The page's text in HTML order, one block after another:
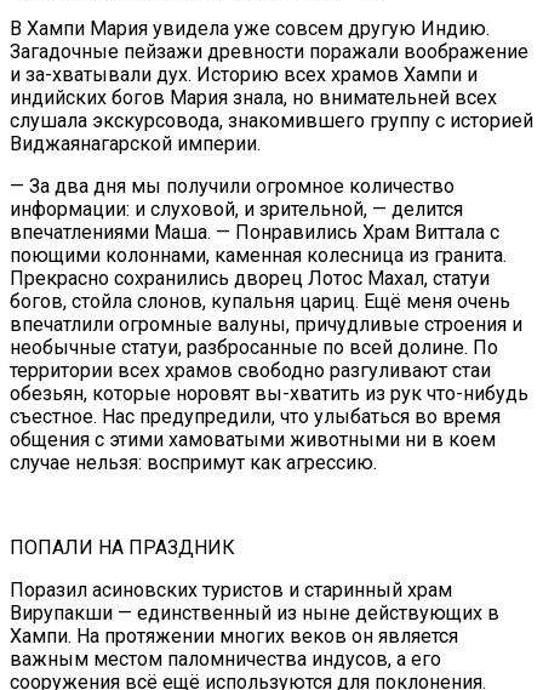
В Хампи Мария увидела уже совсем другую Индию.
Загадочные пейзажи древности поражали воображение
и за-хватывали дух. Историю всех храмов Хампи и
индийских богов Мария знала, но внимательней всех
слушала экскурсовода, знакомившего группу с историей
Виджаянагарской империи.
— За два дня мы получили огромное количество
информации: и слуховой, и зрительной, — делится
впечатлениями Маша. — Понравились Храм Виттала с
поющими колоннами, каменная колесница из гранита.
Прекрасно сохранились дворец Лотос Махал, статуи
богов, стойла слонов, купальня цариц. Ещё меня очень
впечатлили огромные валуны, причудливые строения и
необычные статуи, разбросанные по всей долине. По
территории всех храмов свободно разгуливают стаи
обезьян, которые норовят вы-хватить из рук что-нибудь
съестное. Нас предупредили, что улыбаться во время
общения с этими хамоватыми животными ни в коем
случае нельзя: воспримут как агрессию.
ПОПАЛИ НА ПРАЗДНИК
Поразил асиновских туристов и старинный храм
Вирупакши — единственный из ныне действующих в
Хампи. На протяжении многих веков он является
важным местом паломничества индусов, а его
сооружения всё ещё используются для поклонения.